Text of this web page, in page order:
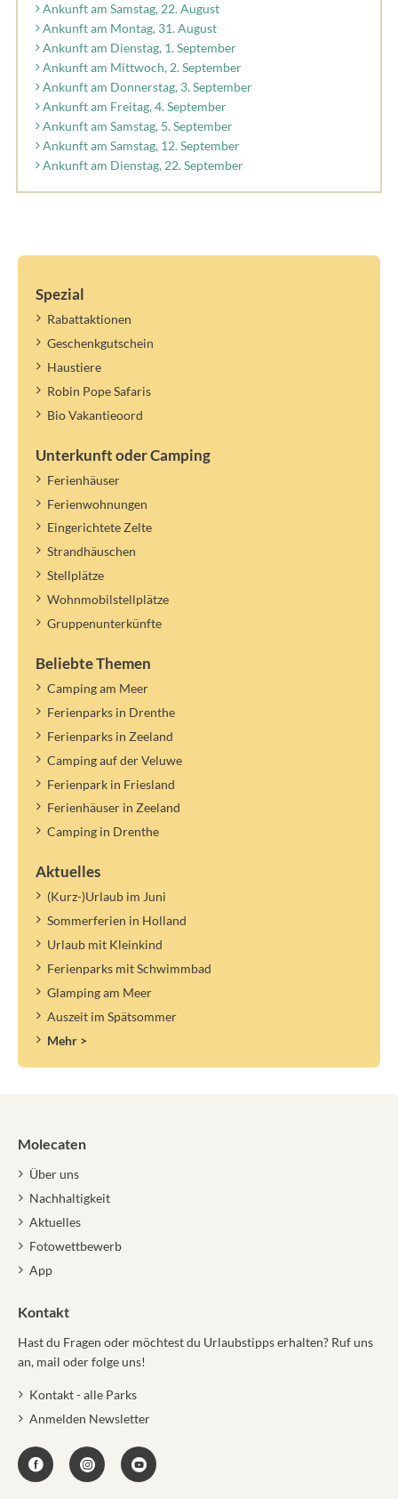
Ankunft am Samstag, 22. August
Ankunft am Montag, 31. August
Ankunft am Dienstag, 1. September
Ankunft am Mittwoch, 2. September
Ankunft am Donnerstag, 3. September
Ankunft am Freitag, 4. September
Ankunft am Samstag, 5. September
Ankunft am Samstag, 12. September
Ankunft am Dienstag, 22. September
Spezial
Rabattaktionen
Geschenkgutschein
Haustiere
Robin Pope Safaris
Bio Vakantieoord
Unterkunft oder Camping
Ferienhäuser
Ferienwohnungen
Eingerichtete Zelte
Strandhäuschen
Stellplätze
Wohnmobilstellplätze
Gruppenunterkünfte
Beliebte Themen
Camping am Meer
Ferienparks in Drenthe
Ferienparks in Zeeland
Camping auf der Veluwe
Ferienpark in Friesland
Ferienhäuser in Zeeland
Camping in Drenthe
Aktuelles
(Kurz-)Urlaub im Juni
Sommerferien in Holland
Urlaub mit Kleinkind
Ferienparks mit Schwimmbad
Glamping am Meer
Auszeit im Spätsommer
Mehr >
Molecaten
Über uns
Nachhaltigkeit
Aktuelles
Fotowettbewerb
App
Kontakt
Hast du Fragen oder möchtest du Urlaubstipps erhalten? Ruf uns
an, mail oder folge uns!
Kontakt - alle Parks
Anmelden Newsletter